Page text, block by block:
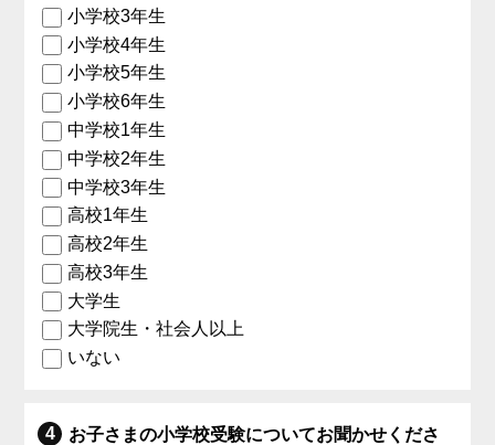
小学校3年生
小学校4年生
小学校5年生
小学校6年生
中学校1年生
中学校2年生
中学校3年生
高校1年生
高校2年生
高校3年生
大学生
大学院生・社会人以上
いない
お子さまの小学校受験についてお聞かせくださ